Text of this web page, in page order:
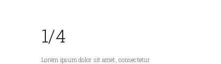
1/4
Lorem ipsum dolor sit amet, consectetur